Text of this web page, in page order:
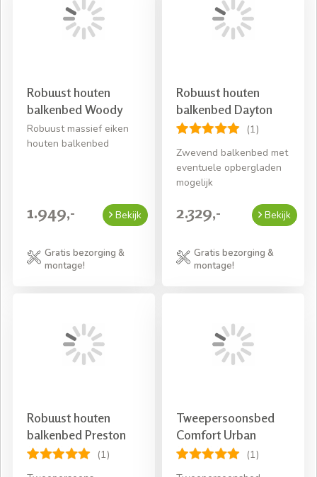
Robuust houten
balkenbed Woody
Robuust massief eiken
houten balkenbed
1.949,- Bekijk
Gratis bezorging &
montage!
Robuust houten
balkenbed Dayton
(1)
Zwevend balkenbed met
eventuele opbergladen
mogelijk
2.329,- Bekijk
Gratis bezorging &
montage!
Robuust houten
balkenbed Preston
(1)
Tweepersoonsbed
Comfort Urban
(1)